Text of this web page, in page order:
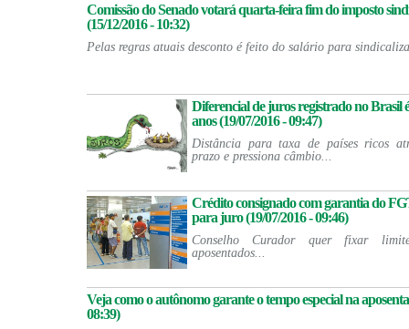
Comissão do Senado votará quarta-feira fim do imposto
(15/12/2016 - 10:32)
Pelas regras atuais desconto é feito do salário para
Diferencial de juros registrado no Brasil
anos (19/07/2016 - 09:47)
Distância para taxa de países ricos
prazo e pressiona câmbio...
Crédito consignado com garantia do
para juro (19/07/2016 - 09:46)
Conselho Curador quer fixar
aposentados...
Veja como o autônomo garante o tempo especial na
08:39)